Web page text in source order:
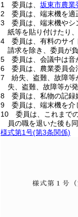
1 委員は、 坂東市農業
2 委員は、端末機を適
3 委員は、端末機やシ
紙等を貼り付けたり
4 委員は、有料のサイ
請求を除き、委員が
5 委員は、会議中は音
6 委員は、農業委員会
7 紛失、盗難、故障等
失、盗難、故障等が
8 委員は、私物の記録
9 委員は、端末機を介
10 委員は、これまで
員の職を退いた後も
様式第1号(第3条関係)